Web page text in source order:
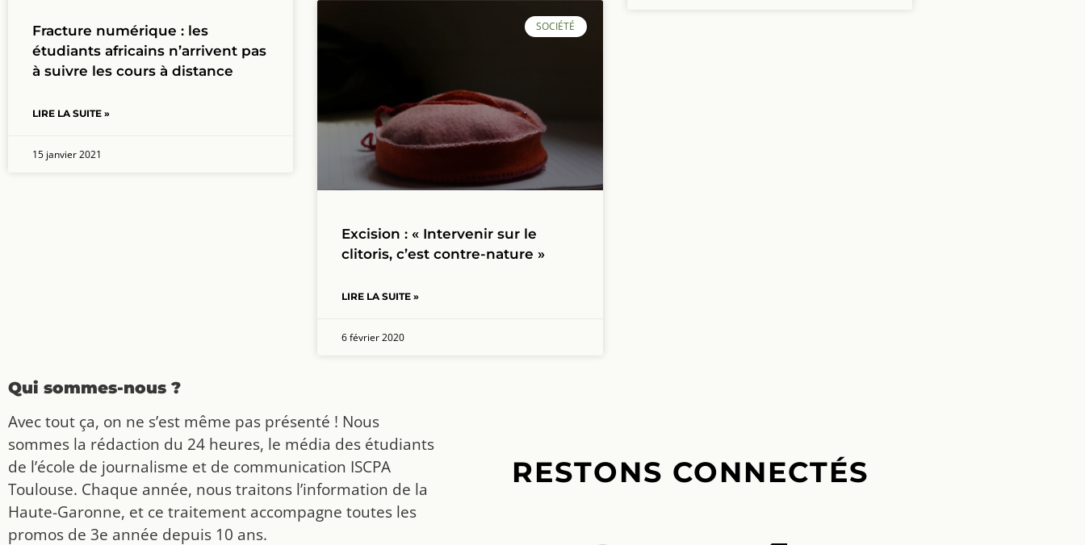
Fracture numérique : les
étudiants africains n’arrivent pas
à suivre les cours à distance
LIRE LA SUITE »
15 janvier 2021
SOCIÉTÉ
Excision : « Intervenir sur le
clitoris, c’est contre-nature »
LIRE LA SUITE »
6 février 2020
Qui sommes-nous ?
Avec tout ça, on ne s’est même pas présenté ! Nous
sommes la rédaction du 24 heures, le média des étudiants
de l’école de journalisme et de communication ISCPA
Toulouse. Chaque année, nous traitons l’information de la
Haute-Garonne, et ce traitement accompagne toutes les
promos de 3e année depuis 10 ans.
RESTONS CONNECTÉS